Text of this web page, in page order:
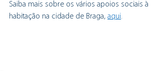
Saiba mais sobre os vários apoios sociais à
habitação na cidade de Braga, aqui.